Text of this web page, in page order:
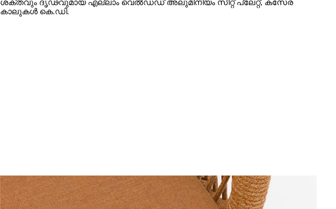
ശക്തവും ദൃഢവുമായ എല്ലാം വെൽഡഡ് അലുമിനിയം സീറ്റ് പ്ലേറ്റ്, കസേര
കാലുകൾ കെ.ഡി.